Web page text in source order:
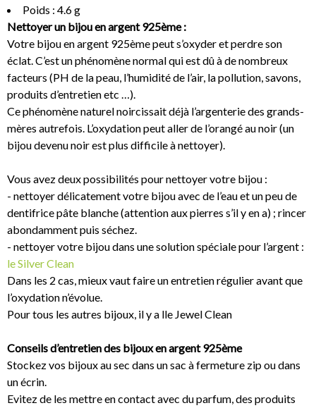
Poids : 4.6 g
Nettoyer un bijou en argent 925ème :
Votre bijou en argent 925ème peut s’oxyder et perdre son
éclat. C’est un phénomène normal qui est dû à de nombreux
facteurs (PH de la peau, l’humidité de l’air, la pollution, savons,
produits d’entretien etc …).
Ce phénomène naturel noircissait déjà l’argenterie des grands-
mères autrefois. L’oxydation peut aller de l’orangé au noir (un
bijou devenu noir est plus difficile à nettoyer).
Vous avez deux possibilités pour nettoyer votre bijou :
- nettoyer délicatement votre bijou avec de l’eau et un peu de
dentifrice pâte blanche (attention aux pierres s’il y en a) ; rincer
abondamment puis séchez.
- nettoyer votre bijou dans une solution spéciale pour l’argent :
le Silver Clean
Dans les 2 cas, mieux vaut faire un entretien régulier avant que
l’oxydation n’évolue.
Pour tous les autres bijoux, il y a lle Jewel Clean
Conseils d’entretien des bijoux en argent 925ème
Stockez vos bijoux au sec dans un sac à fermeture zip ou dans
un écrin.
Evitez de les mettre en contact avec du parfum, des produits